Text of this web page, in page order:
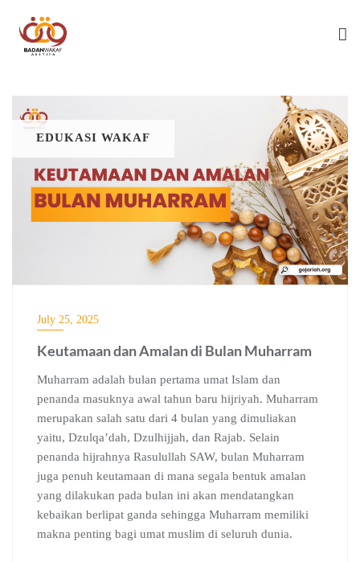
content
EDUKASI WAKAF
July 25, 2025
Keutamaan dan Amalan di Bulan Muharram
Muharram adalah bulan pertama umat Islam dan
penanda masuknya awal tahun baru hijriyah. Muharram
merupakan salah satu dari 4 bulan yang dimuliakan
yaitu, Dzulqa’dah, Dzulhijjah, dan Rajab. Selain
penanda hijrahnya Rasulullah SAW, bulan Muharram
juga penuh keutamaan di mana segala bentuk amalan
yang dilakukan pada bulan ini akan mendatangkan
kebaikan berlipat ganda sehingga Muharram memiliki
makna penting bagi umat muslim di seluruh dunia.